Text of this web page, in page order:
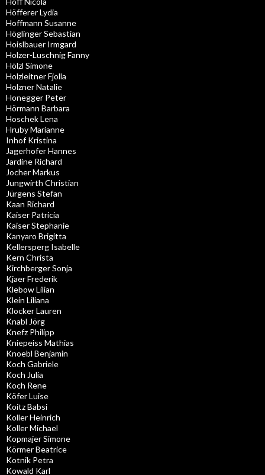
Höfferer Lydia
Hoffmann Susanne
Höglinger Sebastian
Hoislbauer Irmgard
Holzer-Luschnig Fanny
Hölzl Simone
Holzleitner Fjolla
Holzner Natalie
Honegger Peter
Hörmann Barbara
Hoschek Lena
Hruby Marianne
Inhof Kristina
Jagerhofer Hannes
Jardine Richard
Jocher Markus
Jungwirth Christian
Jürgens Stefan
Kaan Richard
Kaiser Patricia
Kaiser Stephanie
Kanyaro Brigitta
Kellersperg Isabelle
Kern Christa
Kirchberger Sonja
Kjaer Frederik
Klebow Lilian
Klein Liliana
Klocker Lauren
Knabl Jörg
Knefz Philipp
Kniepeiss Mathias
Knoebl Benjamin
Koch Gabriele
Koch Julia
Koch Rene
Köfer Luise
Koitz Babsi
Koller Heinrich
Koller Michael
Kopmajer Simone
Körmer Beatrice
Kotnik Petra
Kowald Karl